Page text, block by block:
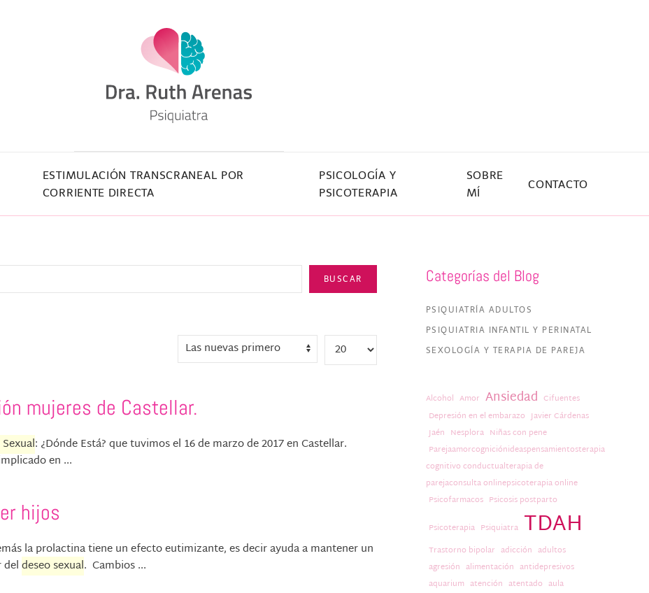
ESTIMULACIÓN TRANSCRANEAL POR
CORRIENTE DIRECTA
PSICOLOGÍA Y
PSICOTERAPIA
SOBRE
MÍ
CONTACTO
BUSCAR
mujeres de Castellar.
: ¿Dónde Está? que tuvimos el 16 de marzo de 2017 en Castellar.
en ...
hijos
la prolactina tiene un efecto eutimizante, es decir ayuda a mantener un
deseo sexual. Cambios ...
Categorías del Blog
PSIQUIATRÍA ADULTOS
PSIQUIATRIA INFANTIL Y PERINATAL
SEXOLOGÍA Y TERAPIA DE PAREJA
Alcohol Amor Ansiedad Cifuentes
Depresión en el embarazo Javier Cárdenas
Jaén Nesplora Niñas con pene
Parejaamorcogniciónideaspensamientosterapia
cognitivo conductualterapia de
parejaconsulta onlinepsicoterapia online
Psicofarmacos Psicosis postparto
Psicoterapia Psiquiatra TDAH
Trastorno bipolar adicción adultos
agresión alimentación antidepresivos
aquarium atención atentado aula